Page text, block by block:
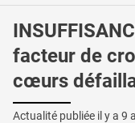
facteur de
cœurs
Actualité publiée il y a 9